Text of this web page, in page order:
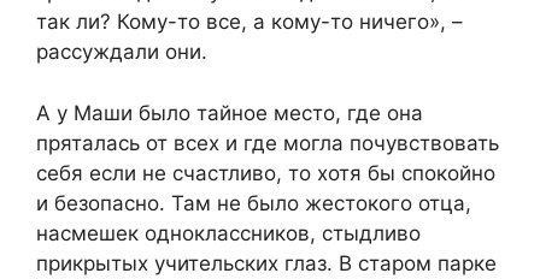
так ли? Кому-то все, а кому-то ничего», –
рассуждали они.
А у Маши было тайное место, где она
пряталась от всех и где могла почувствовать
себя если не счастливо, то хотя бы спокойно
и безопасно. Там не было жестокого отца,
насмешек одноклассников, стыдливо
прикрытых учительских глаз. В старом парке